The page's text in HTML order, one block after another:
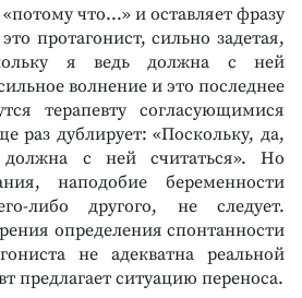
что...» и оставляет фразу
протагонист, сильно задетая,
я ведь должна с ней
волнение и это последнее
терапевту согласующимися
раз дублирует: «Поскольку, да,
с ней считаться». Но
наподобие беременности
либо другого, не следует.
определения спонтанности
не адекватна реальной
предлагает ситуацию переноса.